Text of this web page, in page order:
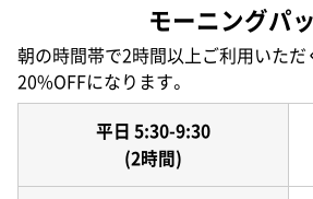
モーニングパ
朝の時間帯で2時間以上ご利用いた
20%OFFになります。
平日 5:30-9:30
(2時間)